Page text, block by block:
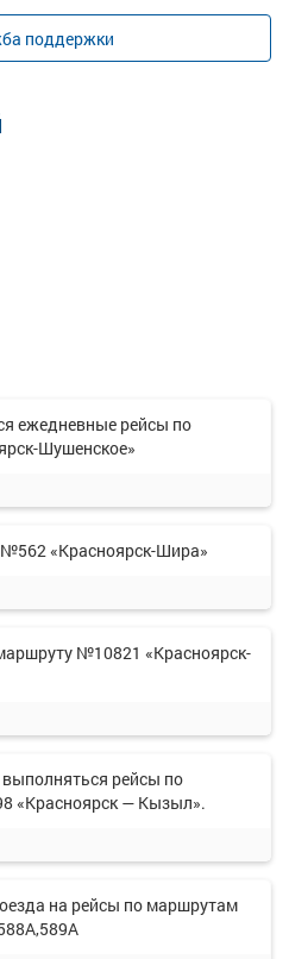
поддержки
ежедневные рейсы по
Шушенское»
«Красноярск-Шира»
№10821 «Красноярск-
рейсы по
«Красноярск — Кызыл».
на рейсы по маршрутам